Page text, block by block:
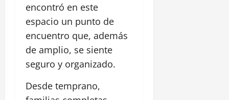
encontró en este
espacio un punto de
encuentro que, además
de amplio, se siente
seguro y organizado.
Desde temprano,